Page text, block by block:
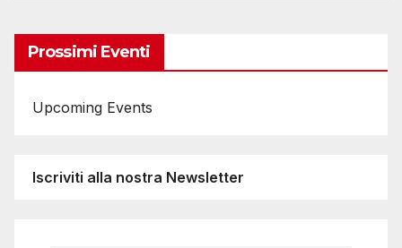
Prossimi Eventi
Upcoming Events
Iscriviti alla nostra Newsletter